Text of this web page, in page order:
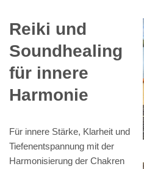
Reiki und
Soundhealing
für innere
Harmonie
Für innere Stärke, Klarheit und
Tiefenentspannung mit der
Harmonisierung der Chakren